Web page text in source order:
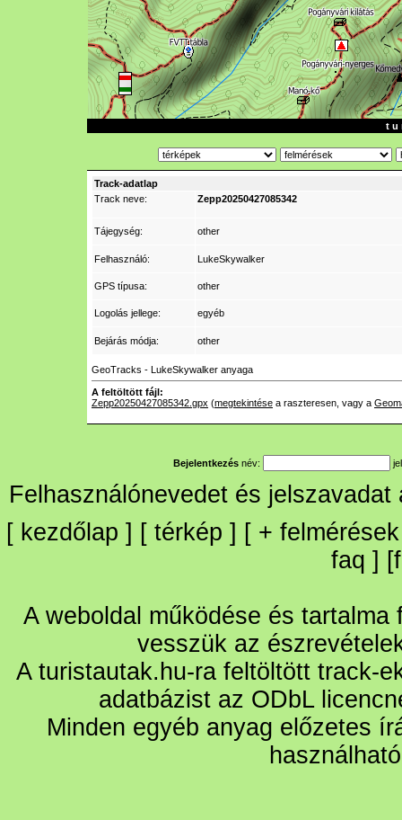
t u
Track-adatlap
Track neve:
Zepp20250427085342
Tájegység: other
Felhasználó: LukeSkywalker
GPS típusa: other
Logolás jellege: egyéb
Bejárás módja: other
GeoTracks - LukeSkywalker anyaga
A feltöltött fájl:
Zepp20250427085342.gpx (megtekintése a raszteresen, vagy a
Bejelentkezés név:
Felhasználónevedet és
[ kezdőlap ] [ térkép ] [ + felmérések
faq ] [
A weboldal működése és
vesszük az
A turistautak.hu-ra feltöltött track-
adatbázist az ODbL
Minden egyéb anyag előzetes